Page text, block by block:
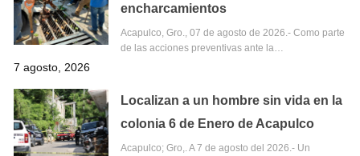
encharcamientos
Acapulco, Gro., 07 de agosto de 2026.- Como parte
de las acciones preventivas ante la…
7 agosto, 2026
Localizan a un hombre sin vida en la
colonia 6 de Enero de Acapulco
Acapulco; Gro,. A 7 de agosto del 2026.- Un